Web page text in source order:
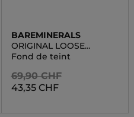
BAREMINERALS
ORIGINAL LOOSE
FOUNDATION - SP
Fond de teint
69,90 CHF
43,35 CHF